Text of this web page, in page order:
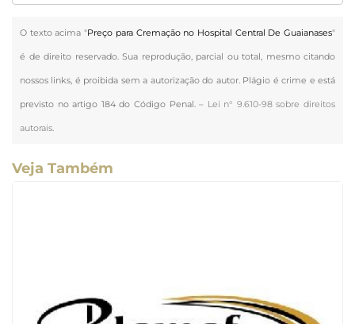
O texto acima "Preço para Cremação no Hospital Central De Guaianases"
é de direito reservado. Sua reprodução, parcial ou total, mesmo citando
nossos links, é proibida sem a autorização do autor. Plágio é crime e está
previsto no artigo 184 do Código Penal. – Lei n° 9.610-98 sobre direitos
autorais.
Veja Também